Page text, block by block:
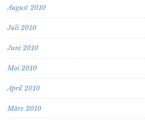
August 2010
Juli 2010
Juni 2010
Mai 2010
April 2010
März 2010